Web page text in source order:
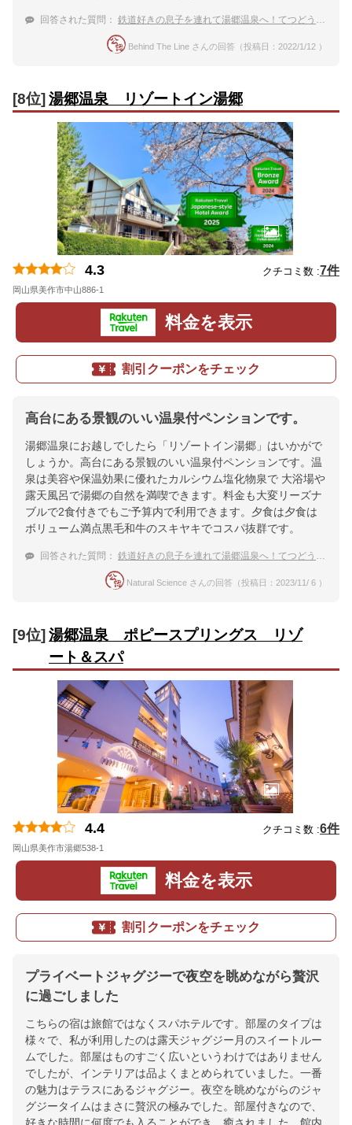
回答された質問： 鉄道好きの息子を連れて湯郷温泉へ！てつどう模型館にも行きやすいお宿
Behind The Line さんの回答（投稿日：2022/1/12 ）
[8位] 湯郷温泉 リゾートイン湯郷
4.3 クチコミ数 :7件
岡山県美作市中山886-1
料金を表示
割引クーポンをチェック
高台にある景観のいい温泉付ペンションです。
湯郷温泉にお越しでしたら「リゾートイン湯郷」はいかがで
しょうか。高台にある景観のいい温泉付ペンションです。温
泉は美容や保温効果に優れたカルシウム塩化物泉で 大浴場や
露天風呂で湯郷の自然を満喫できます。料金も大変リーズナ
ブルで2食付きでもご予算内で利用できます。夕食は夕食は
ボリューム満点黒毛和牛のスキヤキでコスパ抜群です。
回答された質問： 鉄道好きの息子を連れて湯郷温泉へ！てつどう模型館にも行きやすいお宿
Natural Science さんの回答（投稿日：2023/11/ 6 ）
[9位]湯郷温泉 ポピースプリングス リゾ
ート＆スパ
4.4 クチコミ数 :6件
岡山県美作市湯郷538-1
料金を表示
割引クーポンをチェック
プライベートジャグジーで夜空を眺めながら贅沢
に過ごしました
こちらの宿は旅館ではなくスパホテルです。部屋のタイプは
様々で、私が利用したのは露天ジャグジー月のスイートルー
ムでした。部屋はものすごく広いというわけではありません
でしたが、インテリアは品よくまとめられていました。一番
の魅力はテラスにあるジャグジー。夜空を眺めながらのジャ
グジータイムはまさに贅沢の極みでした。部屋付きなので、
好きな時間に何度でも入ることができ、癒されました。館内